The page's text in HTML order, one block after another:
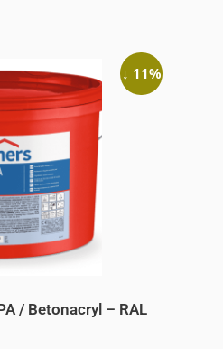
↓ 11%
/ Betonacryl – RAL